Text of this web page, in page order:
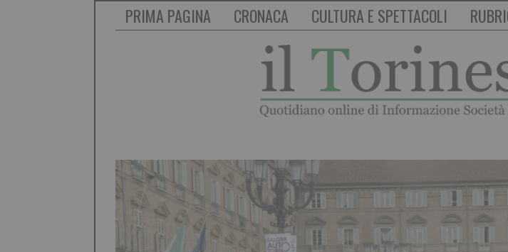
PRIMA PAGINA CRONACA CULTURA E SPETTACOLI